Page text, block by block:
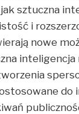
sztuczna
i
nowe
inteligencja
do